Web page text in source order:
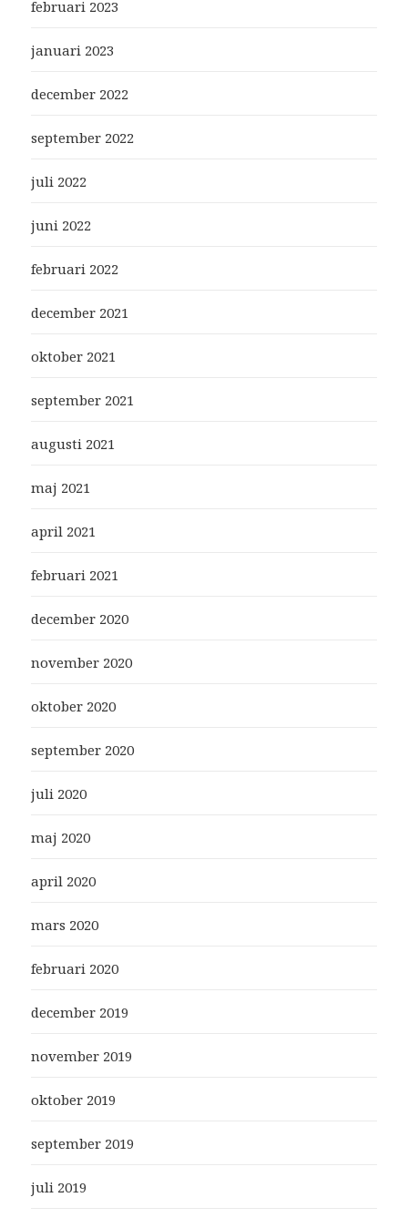
februari 2023
januari 2023
december 2022
september 2022
juli 2022
juni 2022
februari 2022
december 2021
oktober 2021
september 2021
augusti 2021
maj 2021
april 2021
februari 2021
december 2020
november 2020
oktober 2020
september 2020
juli 2020
maj 2020
april 2020
mars 2020
februari 2020
december 2019
november 2019
oktober 2019
september 2019
juli 2019